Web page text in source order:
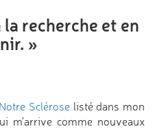
recherche et en
»
Notre Scléroselisté dans mon
m'arrive comme nouveaux